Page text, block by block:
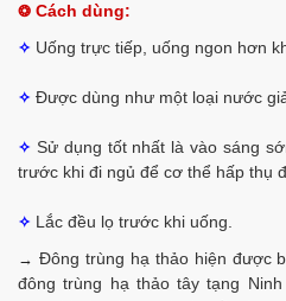
❂ Cách dùng:
✧ Uống trực tiếp, uống ngon hơn
✧ Được dùng như một loại nước
✧ Sử dụng tốt nhất là vào sáng
trước khi đi ngủ để cơ thể hấp thụ
✧ Lắc đều lọ trước khi uống.
→ Đông trùng hạ thảo hiện được
đông trùng hạ thảo tây tạng